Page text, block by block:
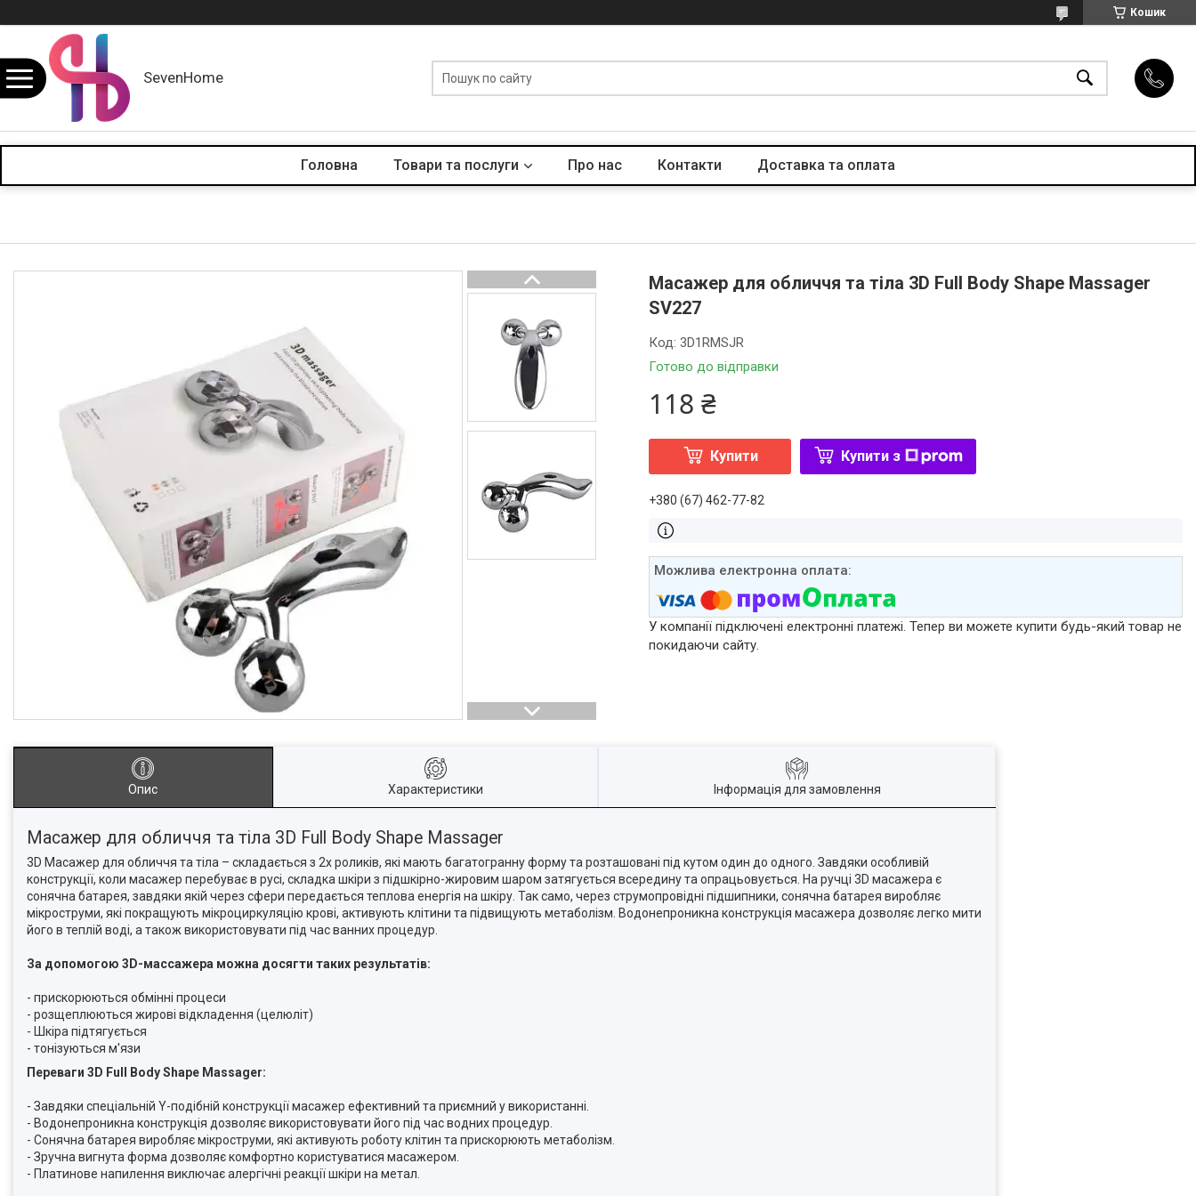
Кошик
SevenHome
Головна Товари та послуги Про нас Контакти Доставка та оплата
Масажер для обличчя та тіла 3D Full Body Shape Massager
SV227
Готово до відправки
Код:3D1RMSJR
118 ₴
Купити Купити з
+380 (67) 462-77-82
У компанії підключені електронні платежі. Тепер ви можете купити будь-який товар не
покидаючи сайту.
Опис Характеристики Інформація для замовлення
Масажер для обличчя та тіла 3D Full Body Shape Massager
3D Масажер для обличчя та тіла – складається з 2х роликів, які мають багатогранну форму та розташовані під кутом один до одного. Завдяки особливій
конструкції, коли масажер перебуває в русі, складка шкіри з підшкірно-жировим шаром затягується всередину та опрацьовується. На ручці 3D масажера є
сонячна батарея, завдяки якій через сфери передається теплова енергія на шкіру. Так само, через струмопровідні підшипники, сонячна батарея виробляє
мікроструми, які покращують мікроциркуляцію крові, активують клітини та підвищують метаболізм. Водонепроникна конструкція масажера дозволяє легко мити
його в теплій воді, а також використовувати під час ванних процедур.
За допомогою 3D-массажера можна досягти таких результатів:
- прискорюються обмінні процеси
- розщеплюються жирові відкладення (целюліт)
- Шкіра підтягується
- тонізуються м'язи
Переваги 3D Full Body Shape Massager:
- Завдяки спеціальній Y-подібній конструкції масажер ефективний та приємний у використанні.
- Водонепроникна конструкція дозволяє використовувати його під час водних процедур.
- Сонячна батарея виробляє мікроструми, які активують роботу клітин та прискорюють метаболізм.
- Зручна вигнута форма дозволяє комфортно користуватися масажером.
- Платинове напилення виключає алергічні реакції шкіри на метал.